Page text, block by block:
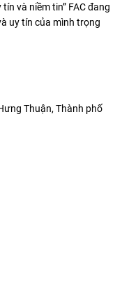
và niềm tin” FAC đang
uy tín của mình trọng
Thuận, Thành phố